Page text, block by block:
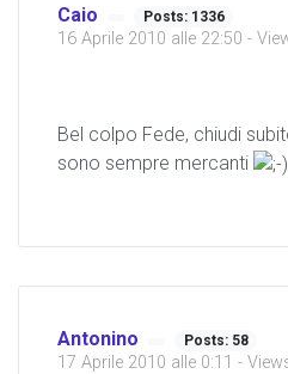
Caio Posts: 1336
16 Aprile 2010 alle 22:50 -
Bel colpo Fede, chiudi
sono sempre mercanti
Antonino Posts: 58
17 Aprile 2010 alle 0:11 -